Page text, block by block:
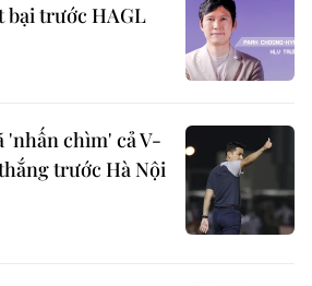
bại trước HAGL
'nhấn chìm' cả V-
trước Hà Nội